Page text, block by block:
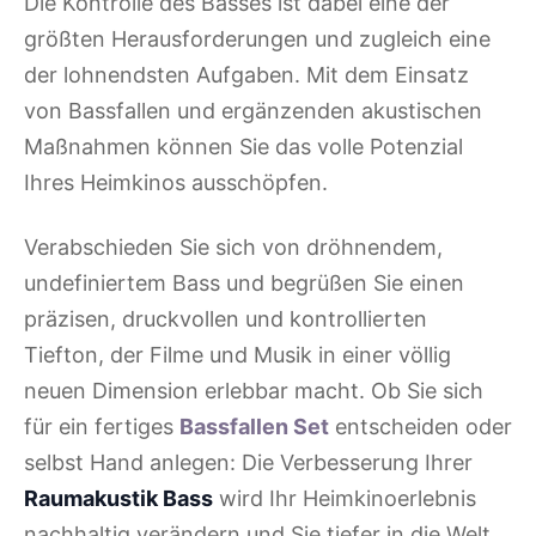
größten Herausforderungen und zugleich eine
der lohnendsten Aufgaben. Mit dem Einsatz
von Bassfallen und ergänzenden akustischen
Maßnahmen können Sie das volle Potenzial
Ihres Heimkinos ausschöpfen.
Verabschieden Sie sich von dröhnendem,
undefiniertem Bass und begrüßen Sie einen
präzisen, druckvollen und kontrollierten
Tiefton, der Filme und Musik in einer völlig
neuen Dimension erlebbar macht. Ob Sie sich
für ein fertiges Bassfallen Set entscheiden oder
selbst Hand anlegen: Die Verbesserung Ihrer
Raumakustik Bass wird Ihr Heimkinoerlebnis